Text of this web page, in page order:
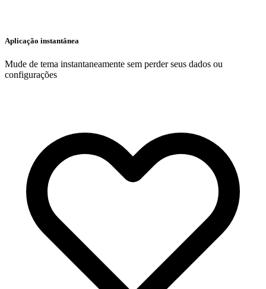
Aplicação instantânea
Mude de tema instantaneamente sem perder seus dados ou
configurações